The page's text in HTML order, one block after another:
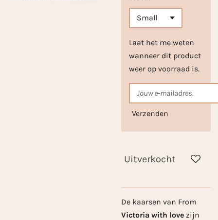
Laat het me weten
wanneer dit product
weer op voorraad is.
Verzenden
Uitverkocht
De kaarsen van From
Victoria with love zijn